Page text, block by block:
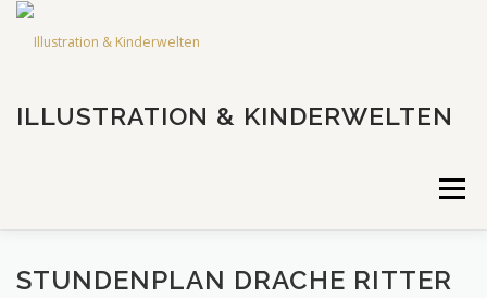
Zum
springen
ILLUSTRATION & KINDERWELTEN
Menü
FÜR VERLAGE FÜR FAMILIEN FÜR PROJEKTE
STUNDENPLAN DRACHE RITTER